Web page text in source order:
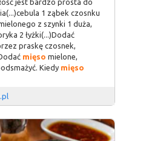
jest bardzo prosta do
1 ząbek czosnku
z szynki 1 duża,
2 łyżki(...)Dodać
praskę czosnek,
mięso mielone,
Kiedy mięso